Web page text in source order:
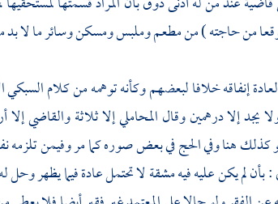
من حاجته ) من مطعم وملبس ومسكن وسائر ما لا بد
إنفاقه خلافا لبعضهم وكأنه توهمه من كلامالسبكي
يجد إلا درهمين وقالالمحامليإلا ثلاثةوالقاضيإلا
هنا وفي الحج في بعض صوره كما مر وفيمن تلزمه
لم يكن عليه فيه مشقة لا تحتمل عادة فيما يظهر وحل